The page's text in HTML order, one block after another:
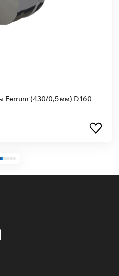
Ferrum (430/0,5 мм) D160